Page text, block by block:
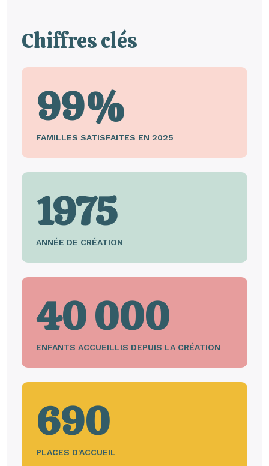
Chiffres clés
99%
FAMILLES SATISFAITES EN 2025
1975
ANNÉE DE CRÉATION
40 000
ENFANTS ACCUEILLIS DEPUIS LA CRÉATION
690
PLACES D'ACCUEIL